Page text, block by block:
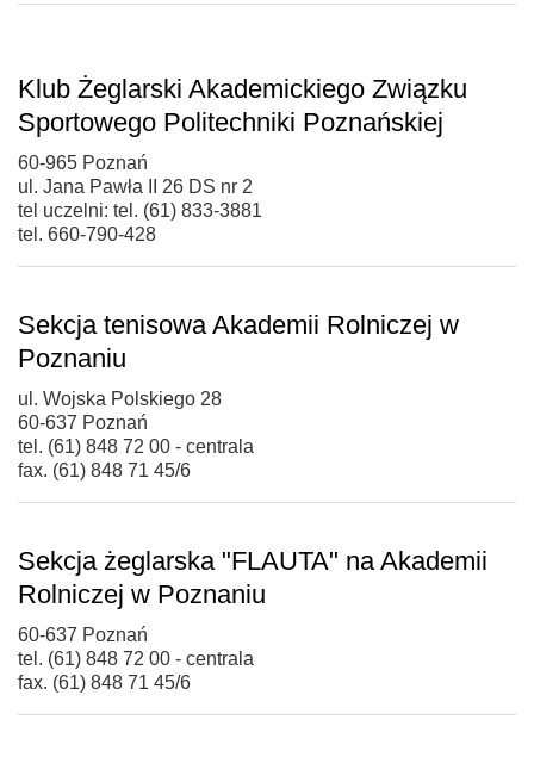
Klub Żeglarski Akademickiego Związku
Sportowego Politechniki Poznańskiej
60-965 Poznań
ul. Jana Pawła II 26 DS nr 2
tel uczelni: tel. (61) 833-3881
tel. 660-790-428
Sekcja tenisowa Akademii Rolniczej w
Poznaniu
ul. Wojska Polskiego 28
60-637 Poznań
tel. (61) 848 72 00 - centrala
fax. (61) 848 71 45/6
Sekcja żeglarska "FLAUTA" na Akademii
Rolniczej w Poznaniu
60-637 Poznań
tel. (61) 848 72 00 - centrala
fax. (61) 848 71 45/6